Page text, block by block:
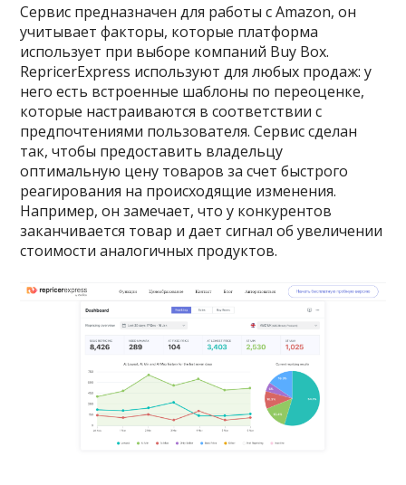
Сервис предназначен для работы с Amazon, он
учитывает факторы, которые платформа
использует при выборе компаний Buy Box.
RepricerExpress используют для любых продаж: у
него есть встроенные шаблоны по переоценке,
которые настраиваются в соответствии с
предпочтениями пользователя. Сервис сделан
так, чтобы предоставить владельцу
оптимальную цену товаров за счет быстрого
реагирования на происходящие изменения.
Например, он замечает, что у конкурентов
заканчивается товар и дает сигнал об увеличении
стоимости аналогичных продуктов.